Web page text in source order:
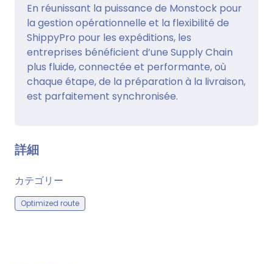
En réunissant la puissance de Monstock pour
la gestion opérationnelle et la flexibilité de
ShippyPro pour les expéditions, les
entreprises bénéficient d’une Supply Chain
plus fluide, connectée et performante, où
chaque étape, de la préparation à la livraison,
est parfaitement synchronisée.
詳細
カテゴリー
Optimized route